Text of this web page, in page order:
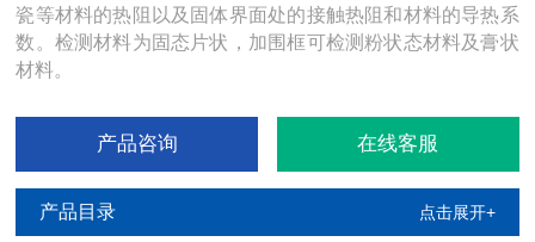
瓷等材料的热阻以及固体界面处的接触热阻和材料的导热系
数。检测材料为固态片状，加围框可检测粉状态材料及膏状
材料。
产品咨询 在线客服
产品目录 点击展开+